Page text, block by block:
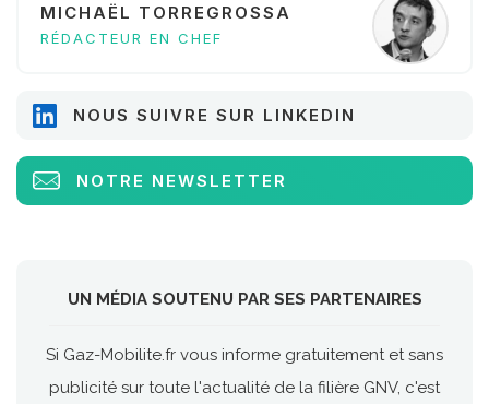
MICHAËL TORREGROSSA
RÉDACTEUR EN CHEF
NOUS SUIVRE SUR LINKEDIN
NOTRE NEWSLETTER
UN MÉDIA SOUTENU PAR SES PARTENAIRES
Si Gaz-Mobilite.fr vous informe gratuitement et sans
publicité sur toute l'actualité de la filière GNV, c'est